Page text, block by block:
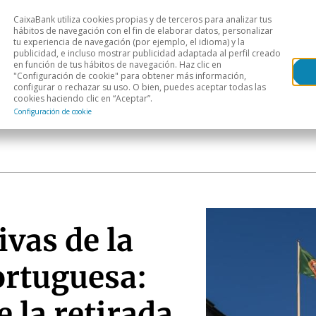
Análisis sectorial Áreas geográficas
CaixaBank utiliza cookies propias y de terceros para analizar tus
hábitos de navegación con el fin de elaborar datos, personalizar
tu experiencia de navegación (por ejemplo, el idioma) y la
publicidad, e incluso mostrar publicidad adaptada al perfil creado
en función de tus hábitos de navegación. Haz clic en
"Configuración de cookie" para obtener más información,
configurar o rechazar su uso. O bien, puedes aceptar todas las
cookies haciendo clic en “Aceptar”.
Configuración de cookie
de la